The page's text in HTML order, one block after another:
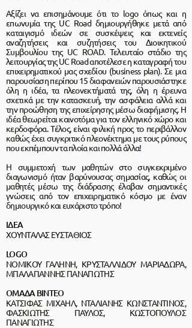
Αξίζει να επισημάνουμε ότι το logo όπως και η
επωνυμία της UC Road δημιουργήθηκε μετά από
καταιγισμό ιδεών σε συσκέψεις και εκτενείς
αναζητήσεις και συζητήσεις του Διοικητικού
Συμβουλίου της UC ROAD. Τελευταίο στάδιο της
λειτουργίας της UC Road αποτέλεσε η καταγραφή του
επιχειρηματικού μας σχεδίου (business plan). Σε μια
παρουσίαση περίπου 15 διαφανειών παρουσιάστηκε
όλη η ιδέα, τα πλεονεκτήματά της, όλη η έρευνα
σχετικά με την κατασκευή, την ασφάλεια αλλά και
την προώθηση της επιχείρησης μέσω διαφήμισης. Η
ιδέα θεωρείται καινοτόμα για τον ελληνικό χώρο και
κερδοφόρα. Τέλος, είναι φιλική προς το περιβάλλον
καθώς έχει συγκριτικό πλεονέκτημα με τους ρύπους
που εκπέμπουν τα πλοία και πολλά άλλα!
Η συμμετοχή των μαθητών στο συγκεκριμένο
διαγωνισμό ήταν βαρύνουσας σημασίας, καθώς οι
μαθητές μέσω της διάδρασης έλαβαν σημαντικές
γνώσεις από τον επιχειρηματικό κόσμο με έναν
δημιουργικό και ευχάριστο τρόπο!
ΙΔΕΑ
ΧΟΥΝΤΑΛΑΣ ΕΥΣΤΑΘΙΟΣ
LOGO
ΝΟΜΙΚΟΥ ΓΑΛΗΝΗ, ΚΡΥΣΤΑΛΛΙΔΟΥ ΜΑΡΙΑΔΩΡΑ,
ΜΠΑΛΑΓΙΑΝΝΗΣ ΠΑΝΑΓΙΩΤΗΣ
ΟΜΑΔΑ ΒΙΝΤΕΟ
ΚΑΤΣΙΦΑΣ ΜΙΧΑΗΛ, ΝΤΑΛΙΑΝΗΣ ΚΩΝΣΤΑΝΤΙΝΟΣ,
ΦΑΣΚΙΩΤΗΣ ΠΑΥΛΟΣ, ΚΩΣΤΟΠΟΥΛΟΣ
ΠΑΝΑΓΙΩΤΗΣ